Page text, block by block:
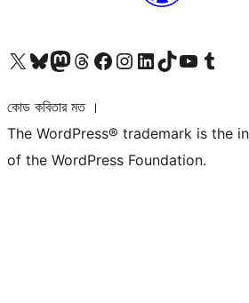
আমাদের X (আগের টুইটার) অ্যাকাউন্টে যানআমাদের Bluesky অ্যাকাউন্টটি দেখুনআমাদের মাস্টোডন অ্যাকাউন্টটি দেখুনআমাদের থ্রেডস অ্যাকাউন্টটি দেখুনআমাদের ফেসবুক পেজ দেখুনআমাদের ইন্সটাগ্রাম অ্যাকাউন্ট দেখুনআমাদের লিঙ্কডইন অ্যাকাউন্টে যানআমাদের TikTok অ্যাকাউন্টটি দেখুনআমাদের ইউটিউব চ্যানেলে যান আমাদের টাম্বলার অ্যাকাউন্ট দেখুন
কোড কবিতার মত ।
The WordPress® trademark is the
of the WordPress Foundation.